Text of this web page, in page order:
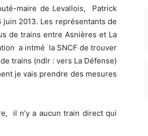
maire de Levallois, Patrick
2013. Les représentants de
de trains entre Asnières et La
a intmé la SNCF de trouver
trains (ndlr : vers La Défense)
je vais prendre des mesures
il n’y a aucun train direct qui